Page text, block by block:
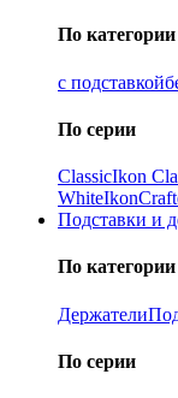
По категории
с подставкой
По серии
ClassicIkon
WhiteIkon
Подставки и
По категории
Держатели
По серии